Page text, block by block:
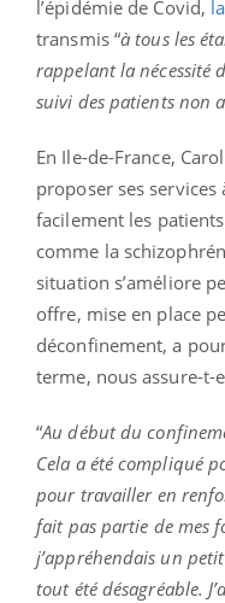
l’épidémie de Covid,
transmis “à tous les
rappelant la nécessité
suivi des patients non
En Ile-de-France,
proposer ses
facilement les
comme la
situation s’améliore
offre, mise en place
déconfinement, a
terme, nous assure-t-
“Au début du
Cela a été compliqué
pour travailler en
fait pas partie de mes
j’appréhendais un
tout été désagréable.